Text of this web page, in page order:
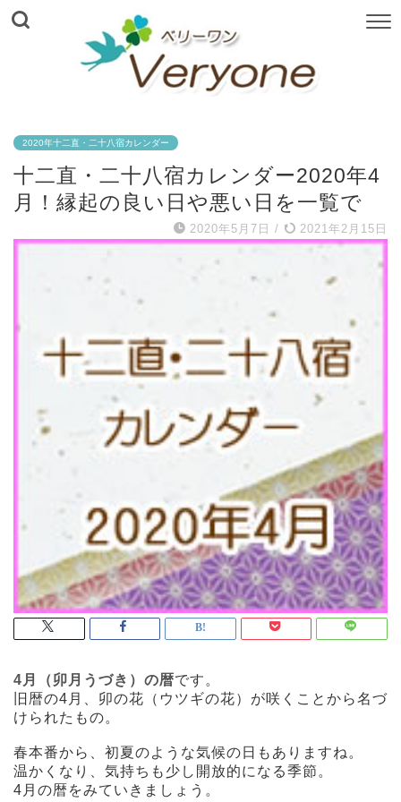
2020年十二直・二十八宿カレンダー
十二直・二十八宿カレンダー2020年4
月！縁起の良い日や悪い日を一覧で
2020年5月7日 / 2021年2月15日
4月（卯月うづき）の暦です。
旧暦の4月、卯の花（ウツギの花）が咲くことから名づ
けられたもの。
春本番から、初夏のような気候の日もありますね。
温かくなり、気持ちも少し開放的になる季節。
4月の暦をみていきましょう。